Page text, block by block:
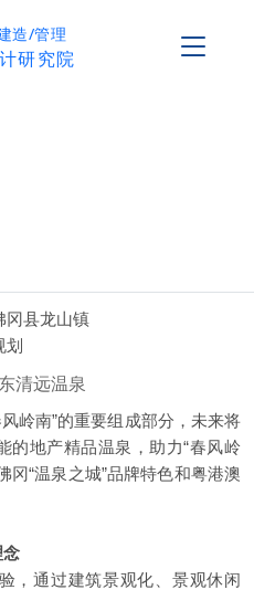
造/管理
研究院
岭南龙山温泉
冈县龙山镇
划
岭南”的重要组成部分，未来将
的地产精品温泉，助力“春风岭
冈“温泉之城”品牌特色和粤港澳
念
，通过建筑景观化、景观休闲